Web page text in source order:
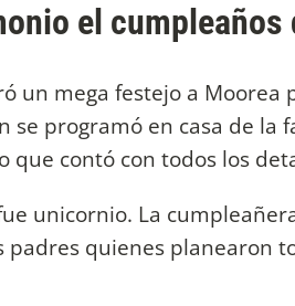
el cumpleaños
un mega festejo a Moorea
se programó en casa de la
contó con todos los
unicornio. La
quienes planearon